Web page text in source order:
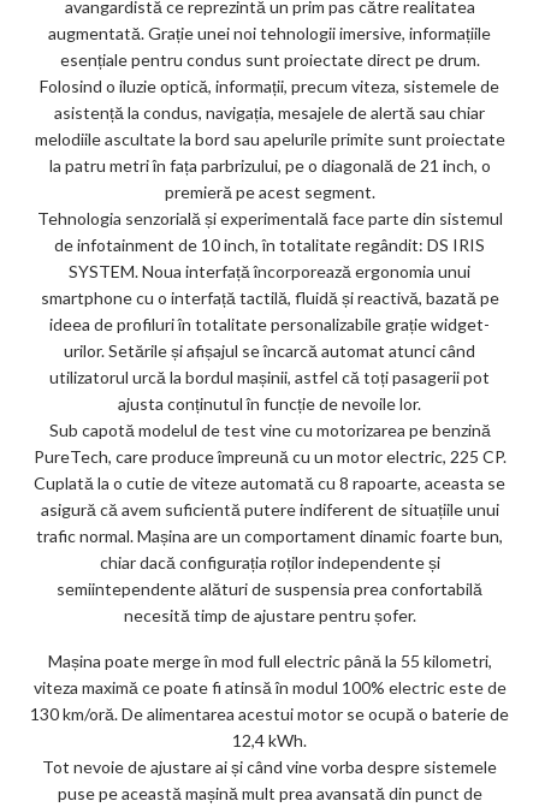
avangardistă ce reprezintă un prim pas către realitatea
augmentată. Grație unei noi tehnologii imersive, informațiile
esențiale pentru condus sunt proiectate direct pe drum.
Folosind o iluzie optică, informații, precum viteza, sistemele de
asistență la condus, navigația, mesajele de alertă sau chiar
melodiile ascultate la bord sau apelurile primite sunt proiectate
la patru metri în fața parbrizului, pe o diagonală de 21 inch, o
premieră pe acest segment.
Tehnologia senzorială și experimentală face parte din sistemul
de infotainment de 10 inch, în totalitate regândit: DS IRIS
SYSTEM. Noua interfață încorporează ergonomia unui
smartphone cu o interfață tactilă, fluidă și reactivă, bazată pe
ideea de profiluri în totalitate personalizabile grație widget-
urilor. Setările și afișajul se încarcă automat atunci când
utilizatorul urcă la bordul mașinii, astfel că toți pasagerii pot
ajusta conținutul în funcție de nevoile lor.
Sub capotă modelul de test vine cu motorizarea pe benzină
PureTech, care produce împreună cu un motor electric, 225 CP.
Cuplată la o cutie de viteze automată cu 8 rapoarte, aceasta se
asigură că avem suficientă putere indiferent de situațiile unui
trafic normal. Mașina are un comportament dinamic foarte bun,
chiar dacă configurația roților independente și
semiintependente alături de suspensia prea confortabilă
necesită timp de ajustare pentru șofer.
Mașina poate merge în mod full electric până la 55 kilometri,
viteza maximă ce poate fi atinsă în modul 100% electric este de
130 km/oră. De alimentarea acestui motor se ocupă o baterie de
12,4 kWh.
Tot nevoie de ajustare ai și când vine vorba despre sistemele
puse pe această mașină mult prea avansată din punct de